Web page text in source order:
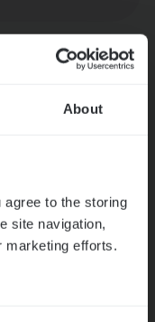
About
agree to the storing
site navigation,
marketing efforts.